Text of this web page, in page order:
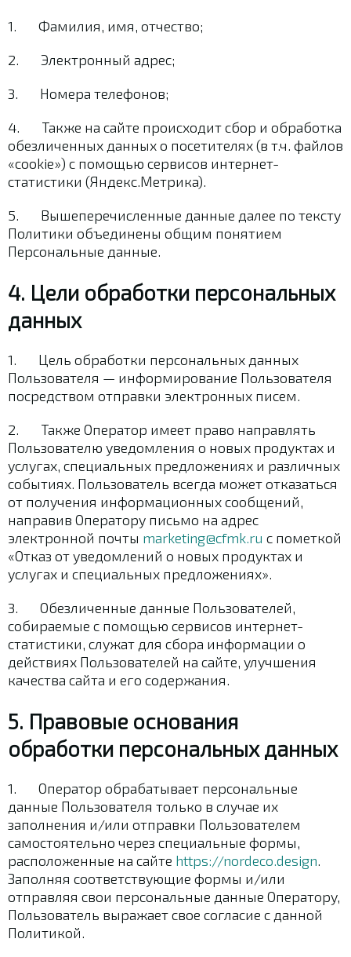
1. Фамилия, имя, отчество;
2. Электронный адрес;
3. Номера телефонов;
4. Также на сайте происходит сбор и обработка
обезличенных данных о посетителях (в т.ч. файлов
«cookie») с помощью сервисов интернет-
статистики (Яндекс.Метрика).
5. Вышеперечисленные данные далее по тексту
Политики объединены общим понятием
Персональные данные.
4. Цели обработки персональных
данных
1. Цель обработки персональных данных
Пользователя — информирование Пользователя
посредством отправки электронных писем.
2. Также Оператор имеет право направлять
Пользователю уведомления о новых продуктах и
услугах, специальных предложениях и различных
событиях. Пользователь всегда может отказаться
от получения информационных сообщений,
направив Оператору письмо на адрес
электронной почты marketing@cfmk.ru с пометкой
«Отказ от уведомлений о новых продуктах и
услугах и специальных предложениях».
3. Обезличенные данные Пользователей,
собираемые с помощью сервисов интернет-
статистики, служат для сбора информации о
действиях Пользователей на сайте, улучшения
качества сайта и его содержания.
5. Правовые основания
обработки персональных данных
1. Оператор обрабатывает персональные
данные Пользователя только в случае их
заполнения и/или отправки Пользователем
самостоятельно через специальные формы,
расположенные на сайте https://nordeco.design.
Заполняя соответствующие формы и/или
отправляя свои персональные данные Оператору,
Пользователь выражает свое согласие с данной
Политикой.